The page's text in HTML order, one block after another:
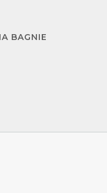
BAGNIE